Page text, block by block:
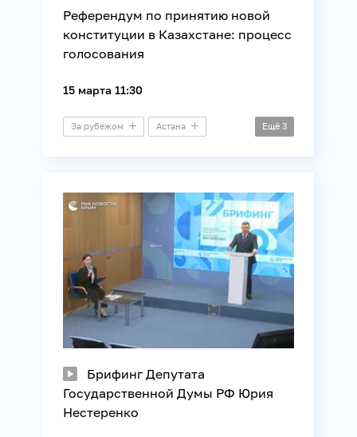
Референдум по принятию новой
конституции в Казахстане: процесс
голосования
15 марта 11:30
За рубежом Астана
Законотворчество
Ещё 3
Брифинг Депутата
Государственной Думы РФ Юрия
Нестеренко